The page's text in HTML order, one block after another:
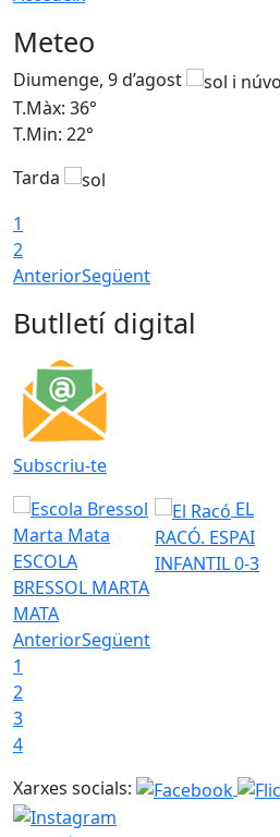
Meteo
Diumenge, 9 d’agost
T.Màx: 36°
T.Min: 22°
Tarda
1
2
AnteriorSegüent
Butlletí digital
Subscriu-te
ESCOLA
BRESSOL MARTA
MATA
EL
RACÓ. ESPAI
INFANTIL 0-3
AnteriorSegüent
1
2
3
4
Xarxes socials: